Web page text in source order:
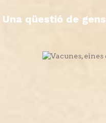
Una qüestió de gens